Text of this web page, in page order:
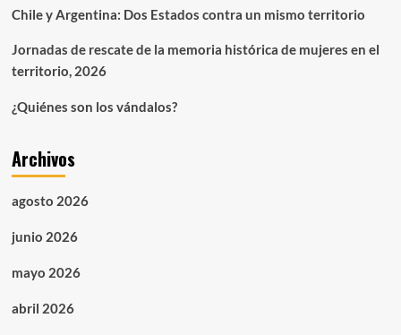
Chile y Argentina: Dos Estados contra un mismo territorio
Jornadas de rescate de la memoria histórica de mujeres en el
territorio, 2026
¿Quiénes son los vándalos?
Archivos
agosto 2026
junio 2026
mayo 2026
abril 2026